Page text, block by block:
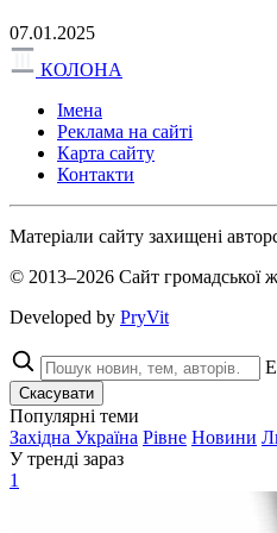
07.01.2025
КОЛОНА
Імена
Реклама на сайті
Карта сайту
Контакти
Матеріали сайту захищені
© 2013–2026 Сайт громадської
Developed by PryVit
Скасувати
Популярні теми
Західна Україна Рівне Новини
У тренді зараз
1